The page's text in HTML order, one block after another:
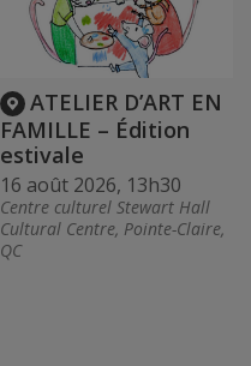
ATELIER D’ART EN
FAMILLE – Édition
estivale
16 août 2026, 13h30
Centre culturel Stewart Hall
Cultural Centre, Pointe-Claire,
QC